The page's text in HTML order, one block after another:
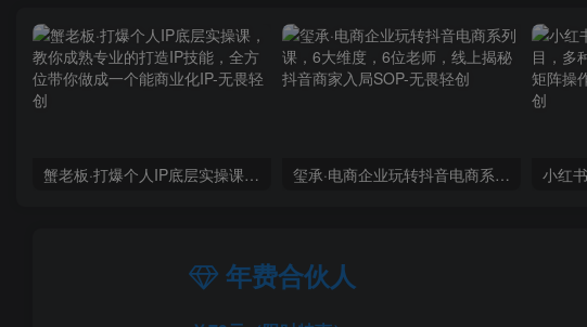
蟹老板·打爆个人IP底层实操课，教你成熟专业的打造IP技能，全方位带你做成一个能商业化IP 玺承·电商企业玩转抖音电商系列课，6大维度，6位老师，线上揭秘抖音商家入局SOP
年费合伙人